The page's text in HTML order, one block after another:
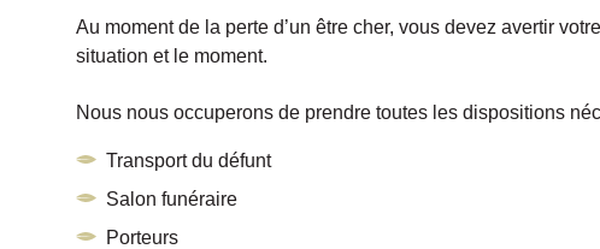
Au moment de la perte d’un être cher, vous devez avertir
situation et le moment.
Nous nous occuperons de prendre toutes les dispositions
Transport du défunt
Salon funéraire
Porteurs